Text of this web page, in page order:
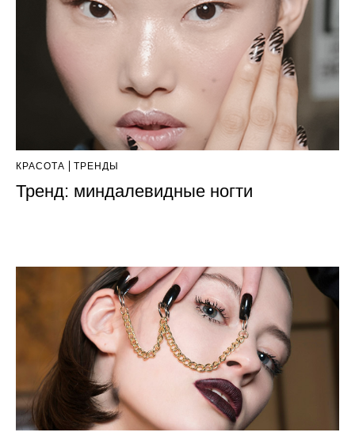
КРАСОТА ТРЕНДЫ
Тренд: миндалевидные ногти